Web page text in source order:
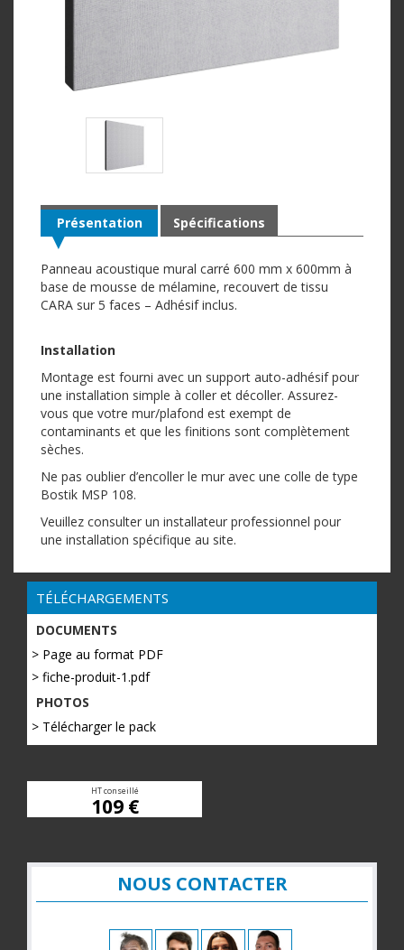
Présentation
Panneau acoustique mural carré 600 mm x 600mm à
base de mousse de mélamine, recouvert de tissu
CARA sur 5 faces – Adhésif inclus.
Installation
Montage est fourni avec un support auto-adhésif pour
une installation simple à coller et décoller. Assurez-
vous que votre mur/plafond est exempt de
contaminants et que les finitions sont complètement
sèches.
Ne pas oublier d’encoller le mur avec une colle de type
Bostik MSP 108.
Veuillez consulter un installateur professionnel pour
une installation spécifique au site.
Spécifications
TÉLÉCHARGEMENTS
DOCUMENTS
> Page au format PDF
> fiche-produit-1.pdf
PHOTOS
> Télécharger le pack
HT conseillé
109 €
NOUS CONTACTER